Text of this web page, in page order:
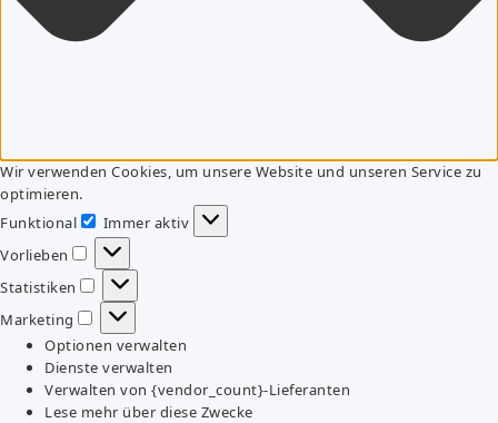
Wir verwenden Cookies, um unsere Website und unseren Service zu
optimieren.
Funktional
Funktional
Immer aktiv
Vorlieben
Vorlieben
Statistiken
Statistiken
Marketing
Marketing
Optionen verwalten
Dienste verwalten
Verwalten von {vendor_count}-Lieferanten
Lese mehr über diese Zwecke